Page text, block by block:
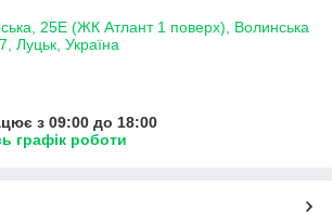
25Е (ЖК Атлант 1 поверх), Волинська
Луцьк, Україна
з 09:00 до 18:00
графік роботи